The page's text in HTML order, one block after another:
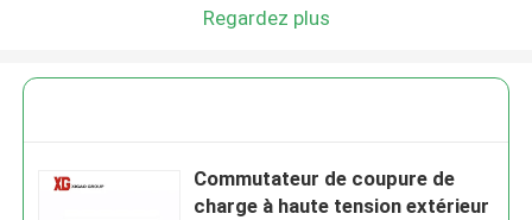
Regardez plus
Commutateur de coupure de
charge à haute tension extérieur